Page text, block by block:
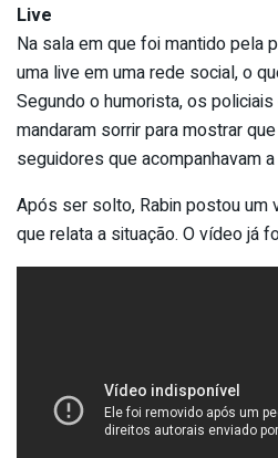
Live
Na sala em que foi mantido pela
uma live em uma rede social, o
Segundo o humorista, os
mandaram sorrir para mostrar
seguidores que acompanhavam
Após ser solto, Rabin postou
que relata a situação. O vídeo já